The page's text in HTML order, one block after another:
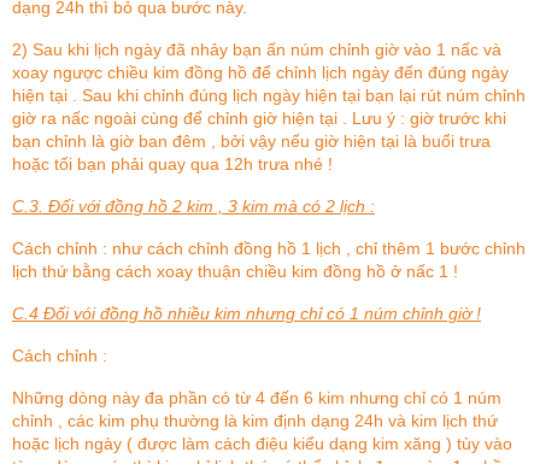
dạng 24h thì bỏ qua bước này.
2) Sau khi lịch ngày đã nhảy bạn ấn núm chỉnh giờ vào 1 nấc và
xoay ngược chiều kim đồng hồ để chỉnh lịch ngày đến đúng ngày
hiện tại . Sau khi chỉnh đúng lịch ngày hiện tại bạn lại rút núm chỉnh
giờ ra nấc ngoài cùng để chỉnh giờ hiện tại . Lưu ý : giờ trước khi
bạn chỉnh là giờ ban đêm , bởi vậy nếu giờ hiện tại là buổi trưa
hoặc tối bạn phải quay qua 12h trưa nhé !
C.3. Đối với đồng hồ 2 kim , 3 kim mà có 2 lịch :
Cách chỉnh : như cách chỉnh đồng hồ 1 lịch , chỉ thêm 1 bước chỉnh
lịch thứ bằng cách xoay thuận chiều kim đồng hồ ở nấc 1 !
C.4 Đối vói đồng hồ nhiều kim nhưng chỉ có 1 núm chỉnh giờ !
Cách chỉnh :
Những dòng này đa phần có từ 4 đến 6 kim nhưng chỉ có 1 núm
chỉnh , các kim phụ thường là kim định dạng 24h và kim lịch thứ
hoặc lịch ngày ( được làm cách điệu kiểu dạng kim xăng ) tùy vào